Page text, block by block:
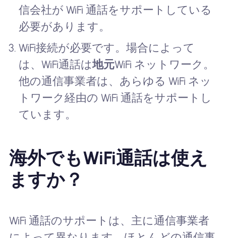
信会社が WiFi 通話をサポートしている
必要があります。
WiFi接続が必要です。場合によって
は、WiFi通話は地元WiFi ネットワーク。
他の通信事業者は、あらゆる WiFi ネッ
トワーク経由の WiFi 通話をサポートし
ています。
海外でもWiFi通話は使え
ますか？
WiFi 通話のサポートは、主に通信事業者